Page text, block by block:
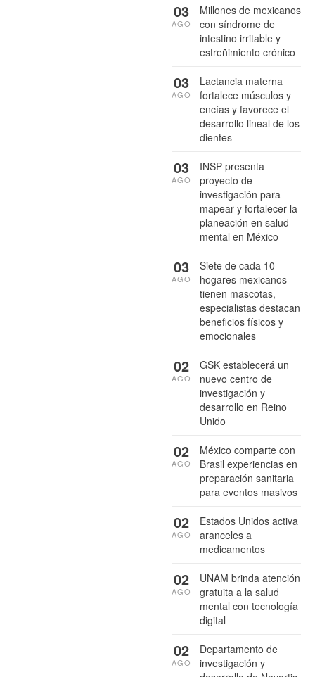
Millones de mexicanos
con síndrome de
intestino irritable y
estreñimiento crónico
03
AGO
Lactancia materna
fortalece músculos y
encías y favorece el
desarrollo lineal de los
dientes
03
AGO
INSP presenta
proyecto de
investigación para
mapear y fortalecer la
planeación en salud
mental en México
03
AGO
Siete de cada 10
hogares mexicanos
tienen mascotas,
especialistas destacan
beneficios físicos y
emocionales
03
AGO
GSK establecerá un
nuevo centro de
investigación y
desarrollo en Reino
Unido
02
AGO
México comparte con
Brasil experiencias en
preparación sanitaria
para eventos masivos
02
AGO
Estados Unidos activa
aranceles a
medicamentos
02
AGO
UNAM brinda atención
gratuita a la salud
mental con tecnología
digital
02
AGO
Departamento de
investigación y
02
AGO